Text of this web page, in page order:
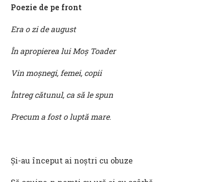
Poezie de pe front
Era o zi de august
În apropierea lui Moș Toader
Vin moșnegi, femei, copii
Întreg cătunul, ca să le spun
Precum a fost o luptă mare.
Și-au început ai noștri cu obuze